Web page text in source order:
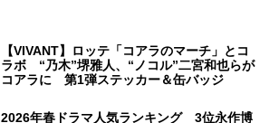
【VIVANT】ロッテ「コアラのマーチ」とコ
ラボ “乃木”堺雅人、“ノコル”二宮和也らが
コアラに 第1弾ステッカー＆缶バッジ
2026年春ドラマ人気ランキング 3位永作博